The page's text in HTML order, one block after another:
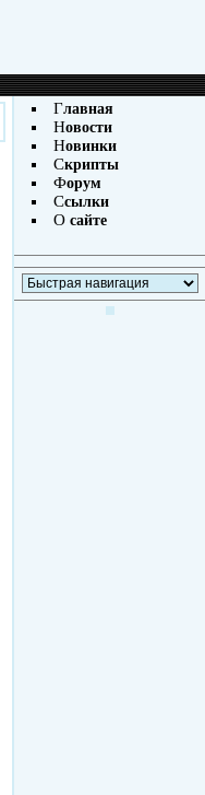
Главная
Новости
Новинки
Скрипты
Форум
Ссылки
Осайте